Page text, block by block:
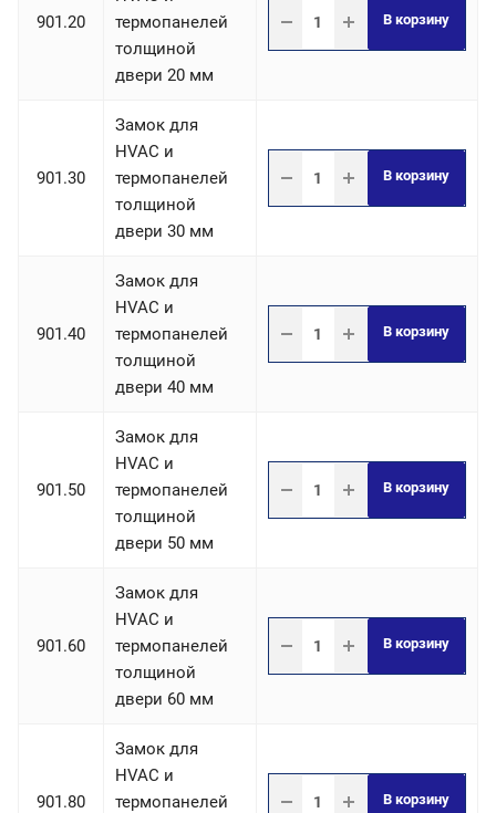
901.20
термопанелей
толщиной
двери 20 мм
В корзину
901.30
Замок для
HVAC и
термопанелей
толщиной
двери 30 мм
В корзину
901.40
Замок для
HVAC и
термопанелей
толщиной
двери 40 мм
В корзину
901.50
Замок для
HVAC и
термопанелей
толщиной
двери 50 мм
В корзину
901.60
Замок для
HVAC и
термопанелей
толщиной
двери 60 мм
В корзину
901.80
Замок для
HVAC и
термопанелей
В корзину